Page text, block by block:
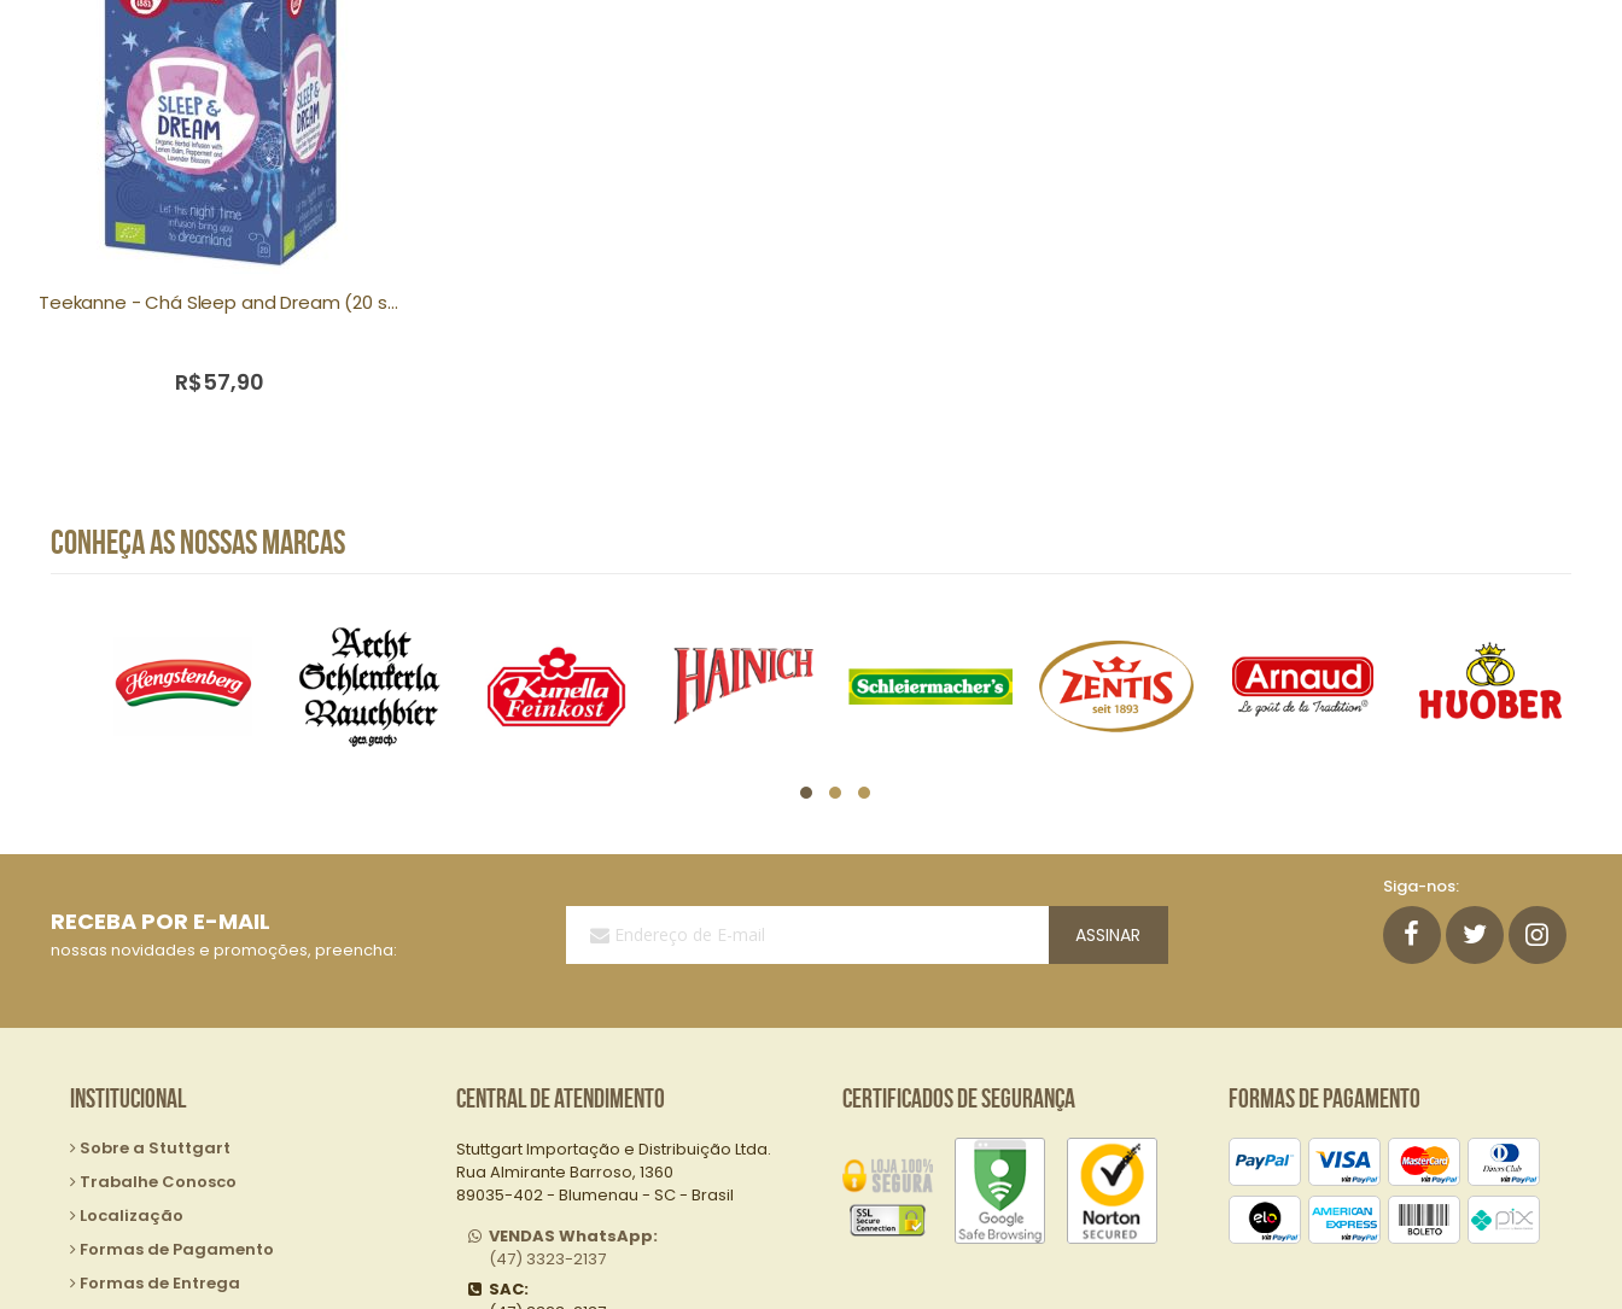
Teekanne - Chá Sleep and Dream (20 saquinhos) 34g
R$57,90
CONHEÇA AS NOSSAS MARCAS
RECEBA POR E-MAIL
nossas novidades e promoções, preencha:
Nossa
E-
ASSINAR
Siga-nos:
Institucional
Sobre a Stuttgart
Trabalhe Conosco
Localização
Formas de Pagamento
Formas de Entrega
Central de Atendimento
Stuttgart Importação e Distribuição Ltda.
Rua Almirante Barroso, 1360
89035-402 - Blumenau - SC - Brasil
VENDAS WhatsApp:
(47) 3323-2137
SAC:
Certificados de Segurança Formas de Pagamento